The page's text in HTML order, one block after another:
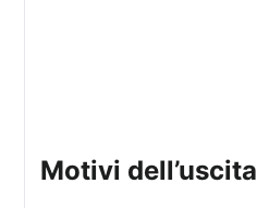
Motivi dell’uscita